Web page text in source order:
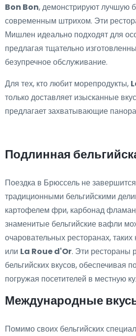
Bon Bon, демонстрируют лучшую
современным штрихом. Эти
Мишлен идеально подходят для
предлагая тщательно
безупречное обслуживание.
Для тех, кто любит морепродукты,
только доставляет изысканные
предлагает захватывающие
Подлинная
Поездка в Брюссель не
традиционными бельгийскими
картофелем фри, карбонад
знаменитые бельгийские вафли
очаровательных ресторанах, таких
или La Roue d'Or. Эти рестораны
бельгийских вкусов, обеспечивая
погружая посетителей в местную
Международные
Помимо своих бельгийских